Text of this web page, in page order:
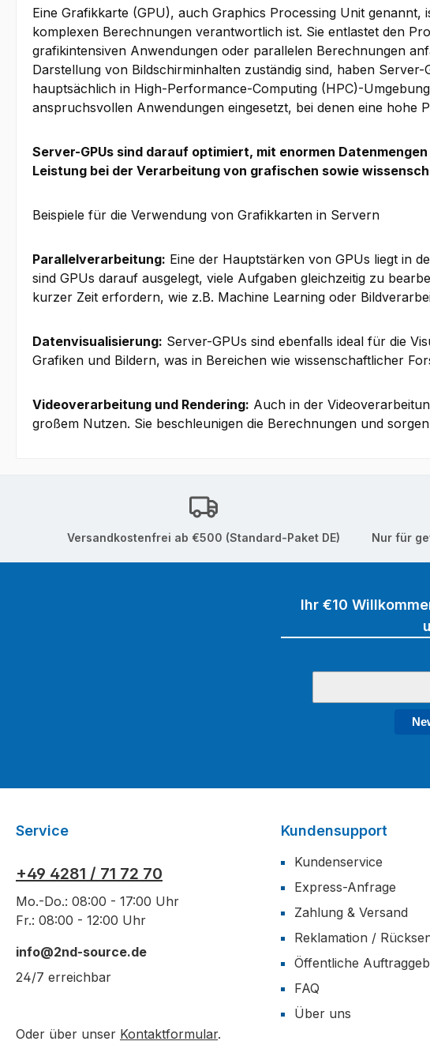
Eine Grafikkarte (GPU), auch Graphics Processing Unit
komplexen Berechnungen verantwortlich ist. Sie entlastet den
grafikintensiven Anwendungen oder parallelen Berechnungen
Darstellung von Bildschirminhalten zuständig sind, haben
hauptsächlich in High-Performance-Computing (HPC)-
anspruchsvollen Anwendungen eingesetzt, bei denen eine hohe
Server-GPUs sind darauf optimiert, mit enormen
Leistung bei der Verarbeitung von grafischen sowie
Beispiele für die Verwendung von Grafikkarten in Servern
Parallelverarbeitung: Eine der Hauptstärken von GPUs liegt in
sind GPUs darauf ausgelegt, viele Aufgaben gleichzeitig zu
kurzer Zeit erfordern, wie z.B. Machine Learning oder
Datenvisualisierung: Server-GPUs sind ebenfalls ideal für die
Grafiken und Bildern, was in Bereichen wie wissenschaftlicher
Videoverarbeitung und Rendering: Auch in der
großem Nutzen. Sie beschleunigen die Berechnungen und
Versandkostenfrei ab €500 (Standard-Paket DE) Nur für
Ihr €10
Service
+49 4281 / 71 72 70
Mo.-Do.: 08:00 - 17:00 Uhr
Fr.: 08:00 - 12:00 Uhr
info@2nd-source.de
24/7 erreichbar
Oder über unser Kontaktformular.
Kundensupport
Kundenservice
Express-Anfrage
Zahlung & Versand
Reklamation /
Öffentliche
FAQ
Über uns